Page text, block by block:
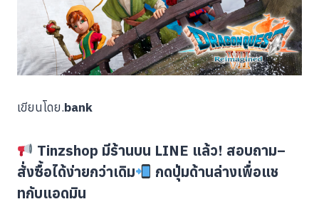
เขียนโดย.bank
Tinzshop มีร้านบน LINE แล้ว! สอบถาม–
สั่งซื้อได้ง่ายกว่าเดิม
กดปุ่มด้านล่างเพื่อแช
ทกับแอดมิน